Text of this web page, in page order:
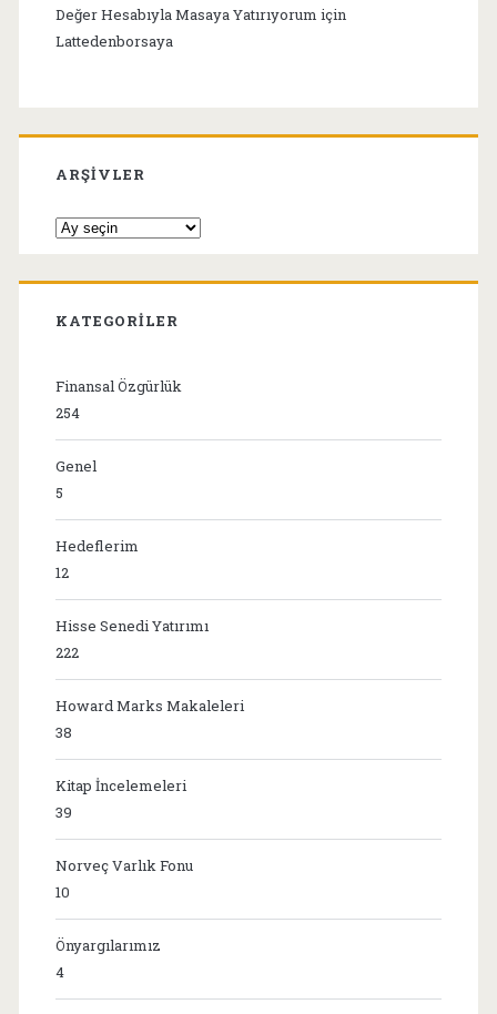
Değer Hesabıyla Masaya Yatırıyorum için
Lattedenborsaya
ARŞIVLER
Arşivler
KATEGORILER
Finansal Özgürlük
254
Genel
5
Hedeflerim
12
Hisse Senedi Yatırımı
222
Howard Marks Makaleleri
38
Kitap İncelemeleri
39
Norveç Varlık Fonu
10
Önyargılarımız
4